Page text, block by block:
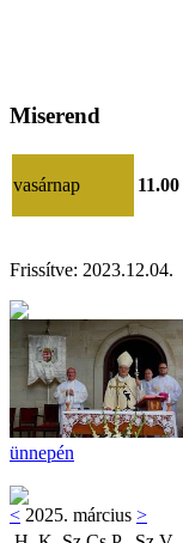
Miserend
vasárnap 11.00
Frissítve: 2023.12.04.
ünnepén
< 2025. március >